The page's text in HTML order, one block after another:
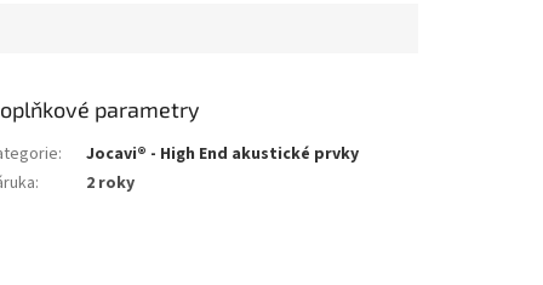
parametry
:
Jocavi® - High End akustické prvky
: 2 roky